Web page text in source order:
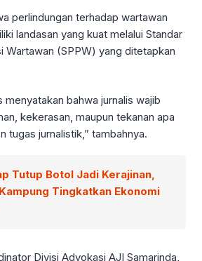
perlindungan terhadap wartawan
landasan yang kuat melalui Standar
Wartawan (SPPW) yang ditetapkan
menyatakan bahwa jurnalis wajib
kekerasan, maupun tekanan apa
tugas jurnalistik,” tambahnya.
Tutup Botol Jadi Kerajinan,
Tingkatkan Ekonomi
Divisi Advokasi AJI Samarinda,